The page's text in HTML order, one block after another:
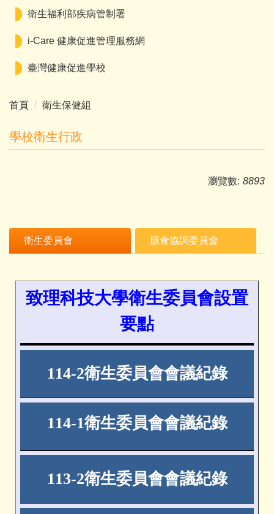
衛生福利部疾病管制署
i-Care 健康促進管理服務網
臺灣健康促進學校
首頁 衛生保健組
學校衛生行政
瀏覽數: 8893
衛生委員會 膳食協調委員會
致理科技大學衛生委員會設置
要點
114-2衛生委員會會議紀錄
114-1衛生委員會會議紀錄
113-2衛生委員會會議紀錄